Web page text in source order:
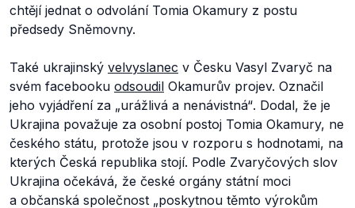
chtějí jednat o odvolání Tomia Okamury z postu
předsedy Sněmovny.
Také ukrajinský velvyslanec v Česku Vasyl Zvaryč na
svém facebooku odsoudil Okamurův projev. Označil
jeho vyjádření za „urážlivá a nenávistná“. Dodal, že je
Ukrajina považuje za osobní postoj Tomia Okamury, ne
českého státu, protože jsou v rozporu s hodnotami, na
kterých Česká republika stojí. Podle Zvaryčových slov
Ukrajina očekává, že české orgány státní moci
a občanská společnost „poskytnou těmto výrokům